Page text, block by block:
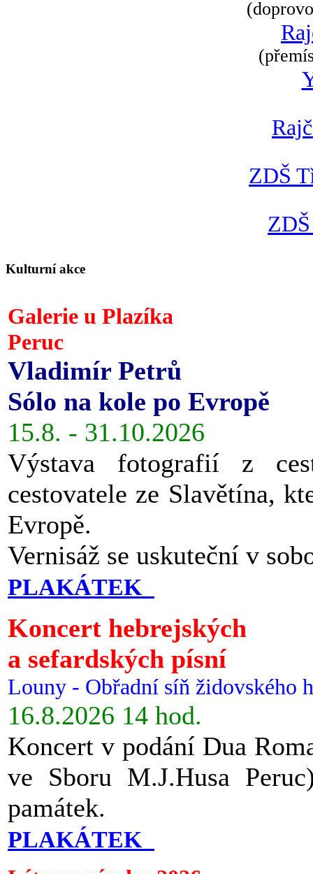
ZDŠ
Kulturní akce
Galerie u Plazíka
Peruc
Vladimír Petrů
Sólo na kole po Evropě
15.8. - 31.10.2026
Výstava fotografií z
cestovatele ze Slavětína,
Evropě.
Vernisáž se uskuteční v
PLAKÁTEK
Koncert hebrejských
a sefardských písní
Louny - Obřadní síň židovského
16.8.2026 14 hod.
Koncert v podání Dua
ve Sboru M.J.Husa
památek.
PLAKÁTEK